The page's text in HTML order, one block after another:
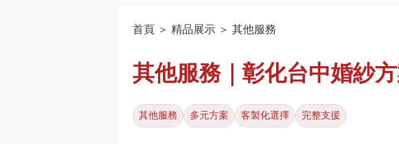
首頁 ＞ 精品展示 ＞ 其他服務
其他服務｜彰化台中婚紗
其他服務 多元方案 客製化選擇 完整支援